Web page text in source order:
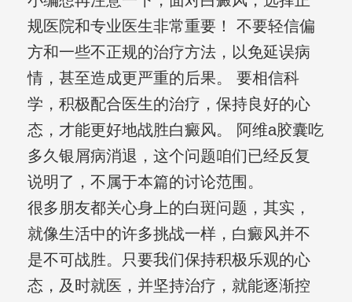
规医院和专业医生非常重要！ 不要轻信偏
方和一些不正规的治疗方法，以免延误病
情，甚至造成更严重的后果。 要相信科
学，积极配合医生的治疗，保持良好的心
态，才能更好地战胜白癜风。 阿维a胶囊吃
多久银屑病消退，这个问题咱们已经反复
说明了，不属于本篇的讨论范围。
很多朋友都关心身上的白斑问题，其实，
就像生活中的许多挑战一样，白癜风并不
是不可战胜。只要我们保持积极乐观的心
态，及时就医，并坚持治疗，就能逐渐控